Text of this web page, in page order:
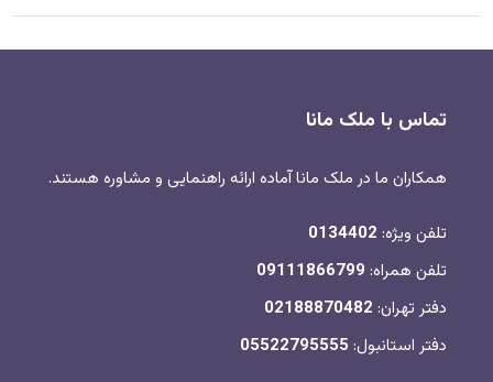
تماس با ملک مانا
همکاران ما در ملک مانا آماده ارائه راهنمایی و مشاوره هستند.
تلفن ویژه: 0134402
تلفن همراه: 09111866799
دفتر تهران: 02188870482
دفتر استانبول: 05522795555